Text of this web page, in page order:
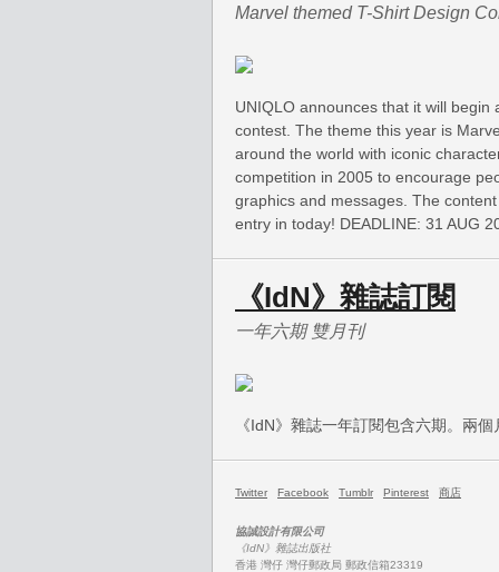
Marvel themed T-Shirt Design
UNIQLO announces that it will
contest. The theme this year is
around the world with iconic
competition in 2005 to encourage
graphics and messages. The
entry in today! DEADLINE: 31 AUG
《IdN》雜誌訂閱
一年六期 雙月刊
《IdN》雜誌一年訂閱包含六期。兩
Twitter Facebook Tumblr Pinterest 商店
協誠設計有限公司
《IdN》雜誌出版社
香港 灣仔 灣仔郵政局 郵政信箱23319